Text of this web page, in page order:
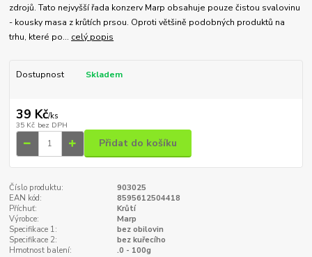
zdrojů. Tato nejvyšší řada konzerv Marp obsahuje pouze čistou svalovinu
- kousky masa z krůtích prsou. Oproti většině podobných produktů na
trhu, které po... celý popis
Dostupnost Skladem
39 Kč/ks
35 Kč bez DPH
Přidat do košíku
Číslo produktu:
903025
EAN kód:
8595612504418
Příchuť:
Krůtí
Výrobce:
Marp
Specifikace 1:
bez obilovin
Specifikace 2:
bez kuřecího
Hmotnost balení:
.0 - 100g